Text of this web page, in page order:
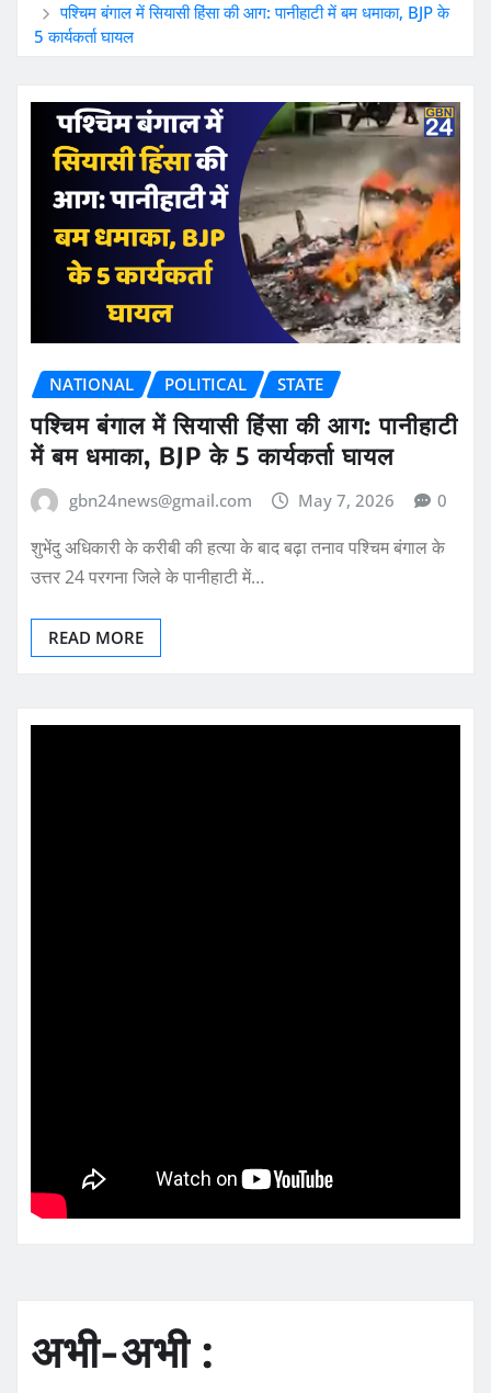
पश्चिम बंगाल में सियासी हिंसा की आग: पानीहाटी में बम धमाका, BJP के
5 कार्यकर्ता घायल
NATIONAL POLITICAL STATE
पश्चिम बंगाल में सियासी हिंसा की आग: पानीहाटी
में बम धमाका, BJP के 5 कार्यकर्ता घायल
gbn24news@gmail.com May 7, 2026 0
शुभेंदु अधिकारी के करीबी की हत्या के बाद बढ़ा तनाव पश्चिम बंगाल के
उत्तर 24 परगना जिले के पानीहाटी में…
READ MORE
अभी-अभी :